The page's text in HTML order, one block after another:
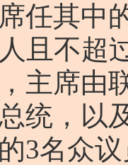
任其中
且不超
主席由
统，以
3名众